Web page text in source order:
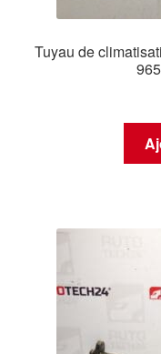
Tuyau de